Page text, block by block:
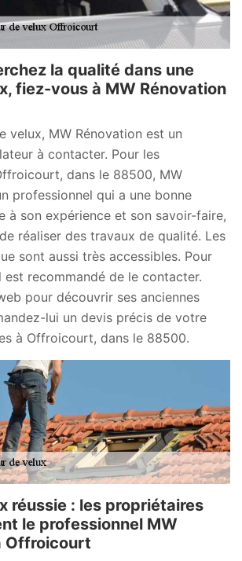
la qualité dans une
fiez-vous à MW Rénovation
velux, MW Rénovation est un
à contacter. Pour les
dans le 88500, MW
professionnel qui a une bonne
à son expérience et son savoir-faire,
réaliser des travaux de qualité. Les
sont aussi très accessibles. Pour
est recommandé de le contacter.
pour découvrir ses anciennes
lui un devis précis de votre
à Offroicourt, dans le 88500.
réussie : les propriétaires
le professionnel MW
Offroicourt